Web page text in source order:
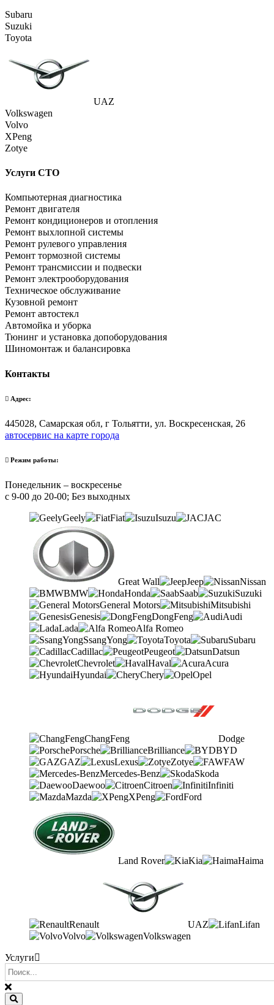
Subaru
Suzuki
Toyota
UAZ
Volkswagen
Volvo
XPeng
Zotye
Услуги СТО
Компьютерная диагностика
Ремонт двигателя
Ремонт кондиционеров и отопления
Ремонт выхлопной системы
Ремонт рулевого управления
Ремонт тормозной системы
Ремонт трансмиссии и подвески
Ремонт электрооборудования
Техническое обслуживание
Кузовной ремонт
Ремонт автостекл
Автомойка и уборка
Тюнинг и установка допоборудования
Шиномонтаж и балансировка
Контакты
Адрес:
445028, Самарская обл, г Тольятти, ул. Воскресенская, 26
автосервис на карте города
Режим работы:
Понедельник – воскресенье
с 9-00 до 20-00; Без выходных
Geely Fiat Isuzu JAC
Great Wall Jeep
Nissan
BMW
Honda Saab
Suzuki
General Motors
Mitsubishi
Genesis
DongFeng
Audi
Lada
Alfa Romeo
SsangYong
Toyota
Subaru
Cadillac
Peugeot
Datsun
Chevrolet
Haval
Acura
Hyundai
Chery Opel
ChangFeng
Dodge
Porsche
Brilliance
BYD
GAZ
Lexus Zotye
FAW
Mercedes-Benz
Skoda
Daewoo
Citroen
Infiniti
Mazda
XPeng Ford
Land Rover Kia Haima
Renault UAZ
Lifan
Volvo
Volkswagen
Услуги